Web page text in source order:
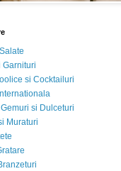
Garnituri
si Cocktailuri
si Dulceturi
Muraturi